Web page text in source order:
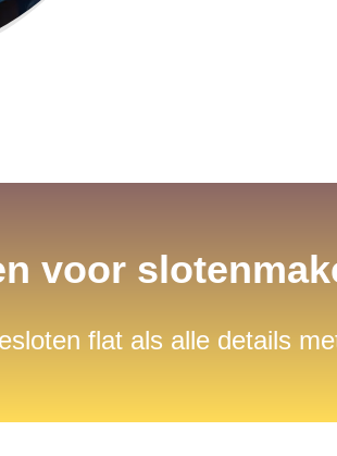
voor
flat als alle details